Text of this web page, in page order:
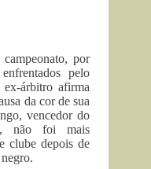
por
pelo
árbitro afirma
da cor de sua
vencedor do
não foi mais
clube depois de